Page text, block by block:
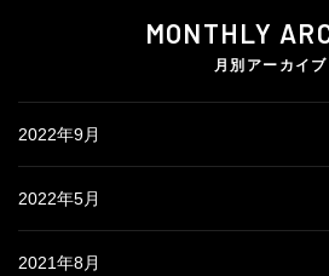
MONTHLY
月別アーカイブ
2022年9月
2022年5月
2021年8月